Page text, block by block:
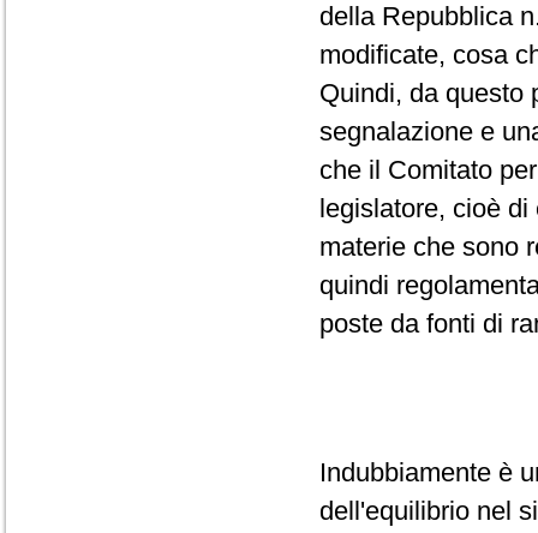
della Repubblica
modificate, cosa
Quindi, da questo
segnalazione e
che il Comitato
legislatore, cioè
materie che sono
quindi
poste da fonti di
Indubbiamente è
dell'equilibrio nel